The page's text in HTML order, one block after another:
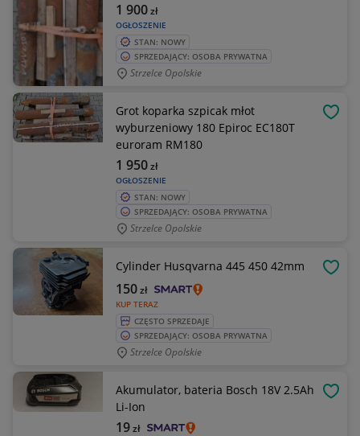
OGŁOSZENIE
1 900zł
STAN: NOWY
SPRZEDAJĄCY: OSOBA PRYWATNA
Strzelce Opolskie
Grot koparka szpicak młot
wyburzeniowy 180 Epiroc EC180T
euroram RM180
OGŁOSZENIE
1 950zł
STAN: NOWY
SPRZEDAJĄCY: OSOBA PRYWATNA
Strzelce Opolskie
Cylinder Husqvarna 445 450 42mm
KUP TERAZ
150zł
CZĘSTO SPRZEDAJE
SPRZEDAJĄCY: OSOBA PRYWATNA
Strzelce Opolskie
Akumulator, bateria Bosch 18V 2.5Ah
Li-Ion
19zł